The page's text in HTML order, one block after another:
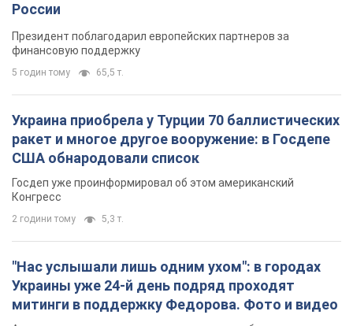
2 години тому
"Нас услышали лишь одним ухом": в городах
Украины уже 24-й день подряд проходят
митинги в поддержку Федорова. Фото и видео
Антиправительственные выступления с требованием
вернуть Федорова продолжаются до сих пор
2 години тому 2,1 т.